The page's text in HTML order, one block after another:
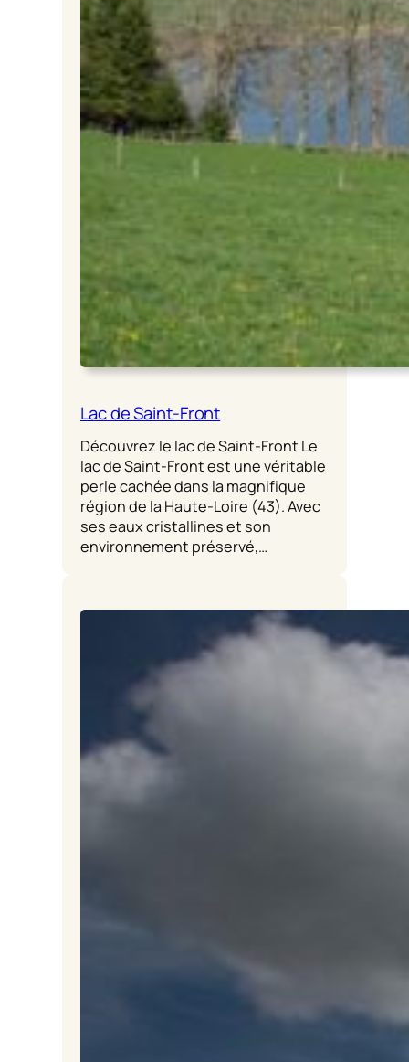
Lac de Saint-Front
Découvrez le lac de Saint-Front Le
lac de Saint-Front est une véritable
perle cachée dans la magnifique
région de la Haute-Loire (43). Avec
ses eaux cristallines et son
environnement préservé,…